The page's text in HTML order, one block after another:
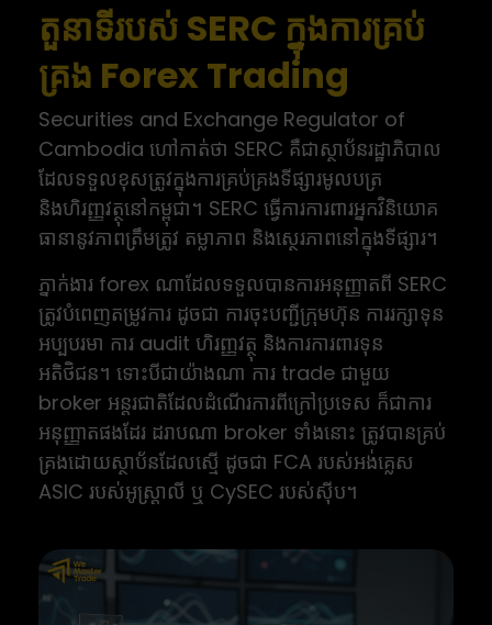
តួនាទីរបស់ SERC ក្នុងការគ្រប់
គ្រង Forex Trading
Securities and Exchange Regulator of
Cambodia ហៅកាត់ថា SERC គឺជាស្ថាប័នរដ្ឋាភិបាល
ដែលទទួលខុសត្រូវក្នុងការគ្រប់គ្រងទីផ្សារមូលបត្រ
និងហិរញ្ញវត្ថុនៅកម្ពុជា។ SERC ធ្វើការការពារអ្នកវិនិយោគ
ធានានូវភាពត្រឹមត្រូវ តម្លាភាព និងស្ថេរភាពនៅក្នុងទីផ្សារ។
ភ្នាក់ងារ forex ណាដែលទទួលបានការអនុញ្ញាតពី SERC
ត្រូវបំពេញតម្រូវការ ដូចជា ការចុះបញ្ជីក្រុមហ៊ុន ការរក្សាទុន
អប្បបរមា ការ audit ហិរញ្ញវត្ថុ និងការការពារទុន
អតិថិជន។ ទោះបីជាយ៉ាងណា ការ trade ជាមួយ
broker អន្តរជាតិដែលដំណើរការពីក្រៅប្រទេស ក៏ជាការ
អនុញ្ញាតផងដែរ ដរាបណា broker ទាំងនោះ ត្រូវបានគ្រប់
គ្រងដោយស្ថាប័នដែលស្មើ ដូចជា FCA របស់អង់គ្លេស
ASIC របស់អូស្ត្រាលី ឬ CySEC របស់ស៊ីប។